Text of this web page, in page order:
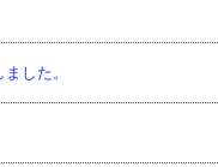
した。